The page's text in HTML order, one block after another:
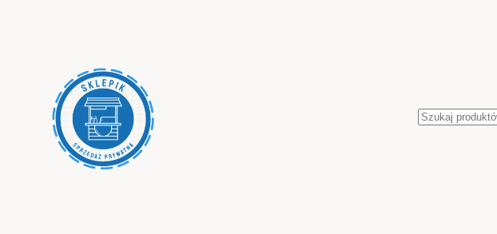
Szukaj